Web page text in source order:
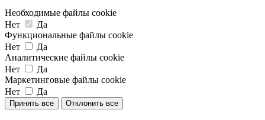
Необходимые файлы cookie
Нет
Да
Функциональные файлы cookie
Нет
Да
Аналитические файлы cookie
Нет
Да
Маркетинговые файлы cookie
Нет
Да
Принять все Отклонить все